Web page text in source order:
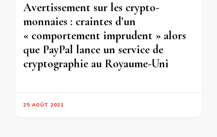
Avertissement sur les crypto-
monnaies : craintes d’un
« comportement imprudent » alors
que PayPal lance un service de
cryptographie au Royaume-Uni
25 AOÛT 2021